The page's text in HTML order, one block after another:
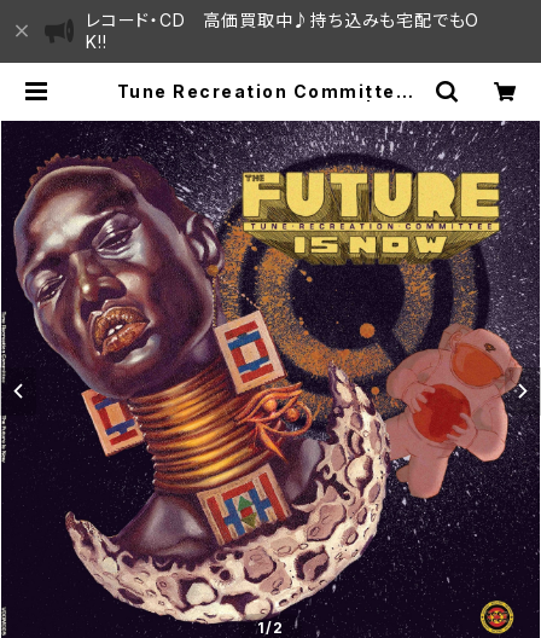
レコード・CD 高価買取中♪持ち込みも宅配でもO
K!!
Tune Recreation Committee -
AMA HOUSE / ハレまち通りからす
ぐ♫見晴らしの良いレコード屋
1/2